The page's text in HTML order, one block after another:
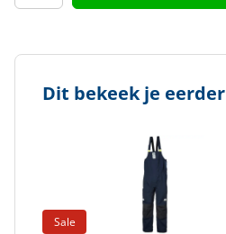
Dit bekeek je eerder
Sale